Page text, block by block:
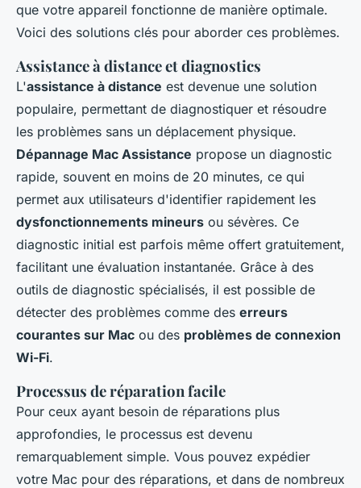
que votre appareil fonctionne de manière optimale.
Voici des solutions clés pour aborder ces problèmes.
Assistance à distance et diagnostics
L'assistance à distance est devenue une solution
populaire, permettant de diagnostiquer et résoudre
les problèmes sans un déplacement physique.
Dépannage Mac Assistance propose un diagnostic
rapide, souvent en moins de 20 minutes, ce qui
permet aux utilisateurs d'identifier rapidement les
dysfonctionnements mineurs ou sévères. Ce
diagnostic initial est parfois même offert gratuitement,
facilitant une évaluation instantanée. Grâce à des
outils de diagnostic spécialisés, il est possible de
détecter des problèmes comme des erreurs
courantes sur Mac ou des problèmes de connexion
Wi-Fi.
Processus de réparation facile
Pour ceux ayant besoin de réparations plus
approfondies, le processus est devenu
remarquablement simple. Vous pouvez expédier
votre Mac pour des réparations, et dans de nombreux